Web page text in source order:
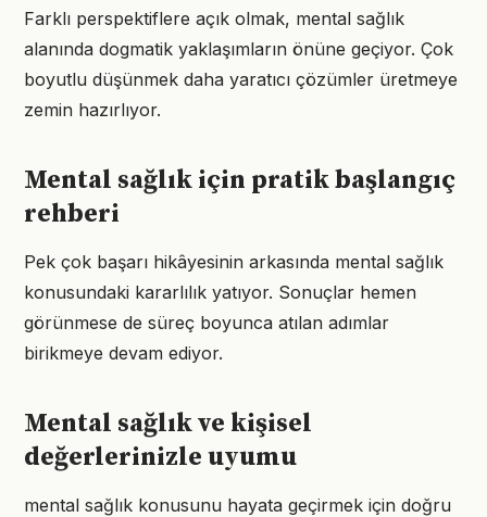
Farklı perspektiflere açık olmak, mental sağlık
alanında dogmatik yaklaşımların önüne geçiyor. Çok
boyutlu düşünmek daha yaratıcı çözümler üretmeye
zemin hazırlıyor.
Mental sağlık için pratik başlangıç
rehberi
Pek çok başarı hikâyesinin arkasında mental sağlık
konusundaki kararlılık yatıyor. Sonuçlar hemen
görünmese de süreç boyunca atılan adımlar
birikmeye devam ediyor.
Mental sağlık ve kişisel
değerlerinizle uyumu
mental sağlık konusunu hayata geçirmek için doğru